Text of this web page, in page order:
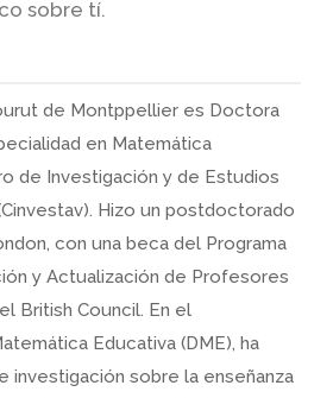
sobre tí.
de Montppellier es Doctora
en Matemática
de Investigación y de Estudios
Hizo un postdoctorado
con una beca del Programa
y Actualización de Profesores
British Council. En el
Educativa (DME), ha
investigación sobre la enseñanza